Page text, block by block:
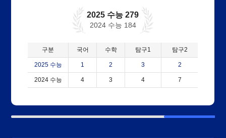
2025 수능 279
2024 수능 184
구분 국어 수학 탐구1 탐구2
2025 수능 1 2 3 2
2024 수능 4 3 4 7